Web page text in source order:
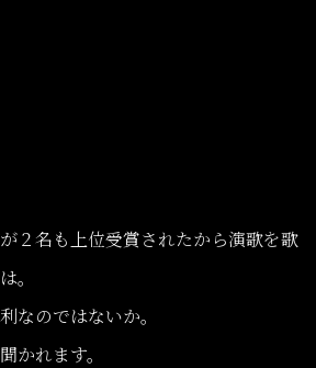
２名も上位受賞されたから演歌を歌
。
なのではないか。
かれます。